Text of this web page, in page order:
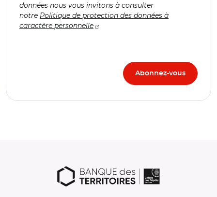
données nous vous invitons à consulter
notre Politique de protection des données à
caractère personnelle